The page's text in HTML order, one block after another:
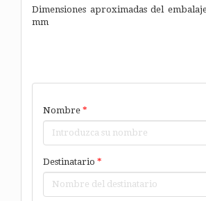
Dimensiones aproximadas del
mm
Nombre *
Destinatario *